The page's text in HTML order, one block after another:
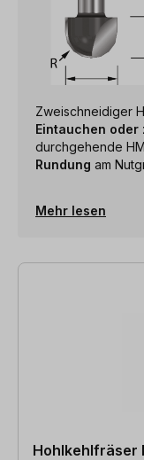
Zweischneidiger
Eintauchen
durchgehende
Rundung am
Mehr lesen
30 Artikel gefunden
Hohlkehlfräser